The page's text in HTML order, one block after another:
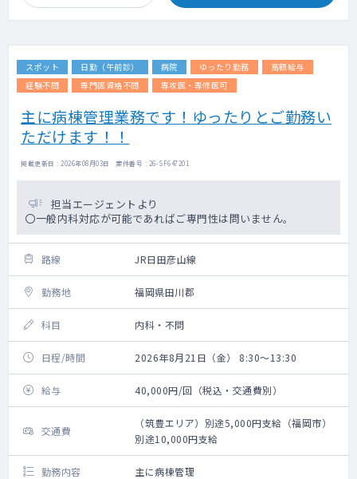
スポット 日勤（午前診） 病院 ゆったり勤務
高額給与
経験不問
専門医資格不問 専攻医・専修医可
主に病棟管理業務です！ゆったりとご勤務い
ただけます！！
掲載更新日 : 2026年08月03日 案件番号 : 26-SF647201
担当エージェントより
〇一般内科対応が可能であればご専門性は問いません。
路線 JR日田彦山線
勤務地 福岡県田川郡
科目 内科・不問
日程/時間 2026年8月21日（金） 8:30～13:30
給与 40,000円/回（税込・交通費別）
交通費
（筑豊エリア）別途5,000円支給（福岡市）
別途10,000円支給
勤務内容 主に病棟管理